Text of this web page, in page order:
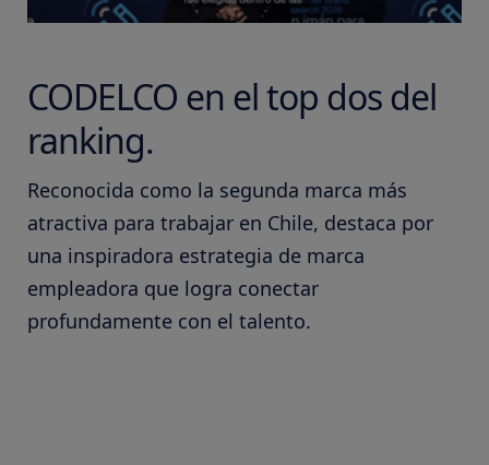
CODELCO en el top dos del
ranking.
Reconocida como la segunda marca más
atractiva para trabajar en Chile, destaca por
una inspiradora estrategia de marca
empleadora que logra conectar
profundamente con el talento.